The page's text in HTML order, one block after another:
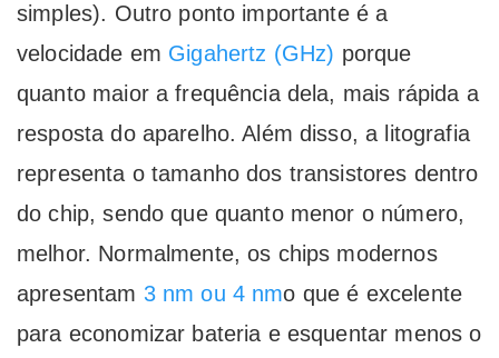
simples). Outro ponto importante é a
velocidade em Gigahertz (GHz) porque
quanto maior a frequência dela, mais rápida a
resposta do aparelho. Além disso, a litografia
representa o tamanho dos transistores dentro
do chip, sendo que quanto menor o número,
melhor. Normalmente, os chips modernos
apresentam 3 nm ou 4 nmo que é excelente
para economizar bateria e esquentar menos o